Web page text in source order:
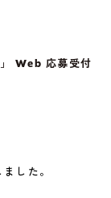
Web 応募受付
した。